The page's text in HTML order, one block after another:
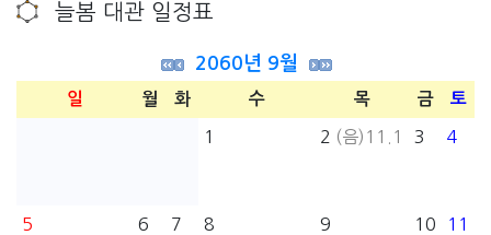
늘봄 대관 일정표
2060년 9월
일 월 화 수 목 금 토
1 2 (음)11.1 3 4
5 6 7 8 9 10 11